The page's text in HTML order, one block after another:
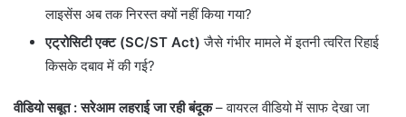
लाइसेंस अब तक निरस्त क्यों नहीं किया गया?
एट्रोसिटी एक्ट (SC/ST Act) जैसे गंभीर मामले में इतनी त्वरित रिहाई
किसके दबाव में की गई?
वीडियो सबूत : सरेआम लहराई जा रही बंदूक– वायरल वीडियो में साफ देखा जा